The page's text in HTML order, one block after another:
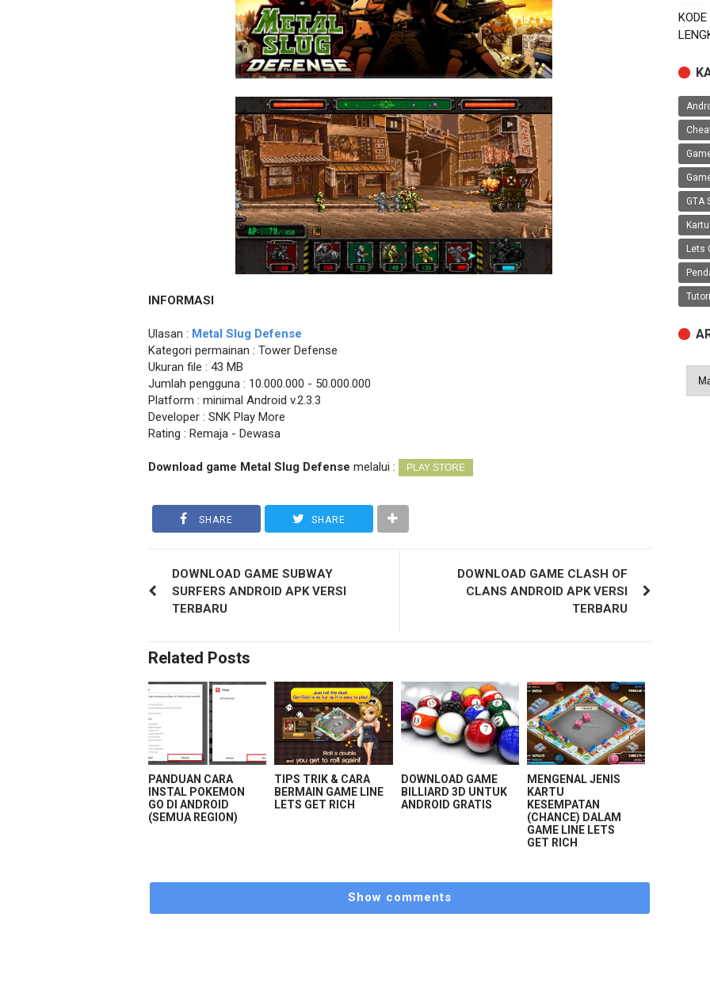
INFORMASI
Ulasan : Metal Slug Defense
Kategori permainan : Tower Defense
Ukuran file : 43 MB
Jumlah pengguna : 10.000.000 - 50.000.000
Platform : minimal Android v.2.3.3
Developer : SNK Play More
Rating : Remaja - Dewasa
Download game Metal Slug Defense melalui : PLAY STORE
SHARE SHARE
DOWNLOAD GAME SUBWAY
SURFERS ANDROID APK VERSI
TERBARU
DOWNLOAD GAME CLASH OF
CLANS ANDROID APK VERSI
TERBARU
Related Posts
PANDUAN CARA
INSTAL POKEMON
GO DI ANDROID
(SEMUA REGION)
TIPS TRIK & CARA
BERMAIN GAME LINE
LETS GET RICH
DOWNLOAD GAME
BILLIARD 3D UNTUK
ANDROID GRATIS
MENGENAL JENIS
KARTU
KESEMPATAN
(CHANCE) DALAM
GAME LINE LETS
GET RICH
Show comments
GTA
Lets